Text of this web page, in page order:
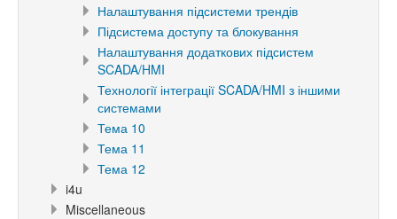
Налаштування підсистеми трендів
Підсистема доступу та блокування
Налаштування додаткових підсистем
SCADA/HMI
Технології інтеграції SCADA/HMI з іншими
системами
Тема 10
Тема 11
Тема 12
i4u
Miscellaneous